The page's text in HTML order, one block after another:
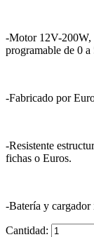
-Motor 12V-200W,
programable de 0 a
-Fabricado por
-Resistente
fichas o Euros.
-Batería y cargador
Cantidad: